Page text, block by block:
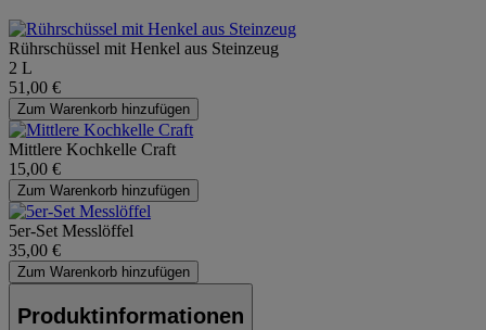
Rührschüssel mit Henkel aus Steinzeug
2 L
51,00 €
Zum Warenkorb hinzufügen
Mittlere Kochkelle Craft
15,00 €
Zum Warenkorb hinzufügen
5er-Set Messlöffel
35,00 €
Zum Warenkorb hinzufügen
Produktinformationen